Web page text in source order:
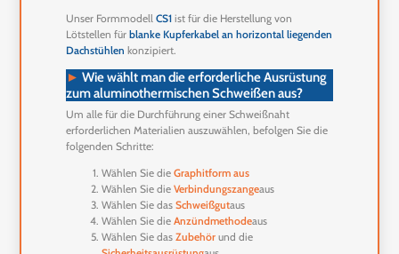
Unser FormmodellCS1 ist für die Herstellung von
Lötstellen fürblanke Kupferkabel an horizontal liegenden
Dachstühlen konzipiert.
► Wie wählt man die erforderliche Ausrüstung
zum aluminothermischen Schweißen aus?
Um alle für die Durchführung einer Schweißnaht
erforderlichen Materialien auszuwählen, befolgen Sie die
folgenden Schritte:
Wählen Sie dieGraphitform aus
Wählen Sie dieVerbindungszangeaus
Wählen Sie dasSchweißgutaus
Wählen Sie dieAnzündmethodeaus
Wählen Sie dasZubehör und die